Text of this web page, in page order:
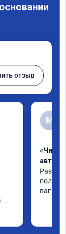
отзыв
M
«Чип
Passat
ваг-